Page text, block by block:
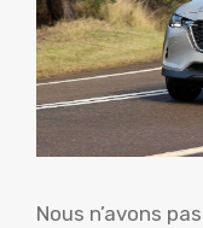
Nous n’avons